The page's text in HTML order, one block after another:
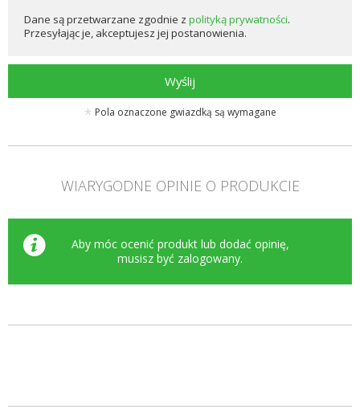
Dane są przetwarzane zgodnie z polityką prywatności.
Przesyłając je, akceptujesz jej postanowienia.
Wyślij
Pola oznaczone gwiazdką są wymagane
WIARYGODNE OPINIE O PRODUKCIE
Aby móc ocenić produkt lub dodać opinię,
musisz być zalogowany.